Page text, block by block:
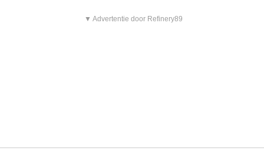
▼ Advertentie door Refinery89